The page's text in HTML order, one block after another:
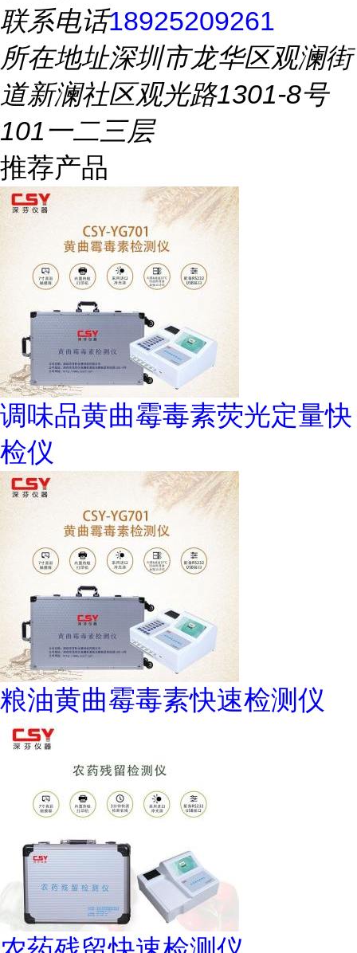
联系电话18925209261
所在地址深圳市龙华区观澜街
道新澜社区观光路1301-8号
101一二三层
推荐产品
调味品黄曲霉毒素荧光定量快
检仪
粮油黄曲霉毒素快速检测仪